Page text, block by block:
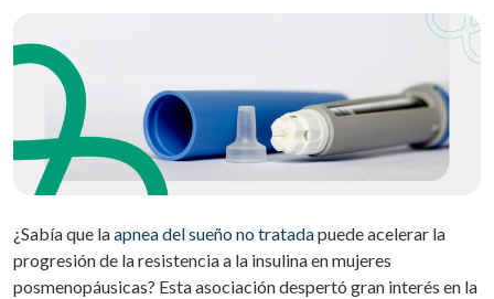
¿Sabía que laapnea del sueño no tratadapuede acelerar la
progresión de la resistencia a la insulina en mujeres
posmenopáusicas? Esta asociación despertó gran interés en la